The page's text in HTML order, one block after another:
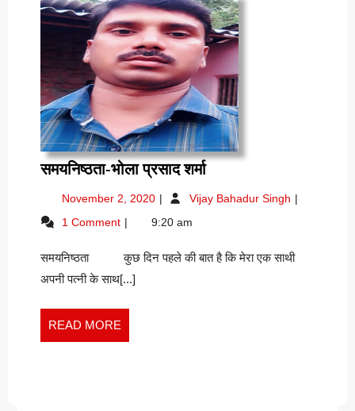
समयनिष्ठता-भोला प्रसाद शर्मासमयनिष्ठता-
प्रसाद
November 2, 2020 November
2020
Vijay Bahadur Singh समयनिष्ठता-
1 Comment 9:20 am
समयनिष्ठता कुछ दिन पहले की बात है कि मेरा एक साथी
अपनी पत्नी के साथ[...]
READ MORE
MORE